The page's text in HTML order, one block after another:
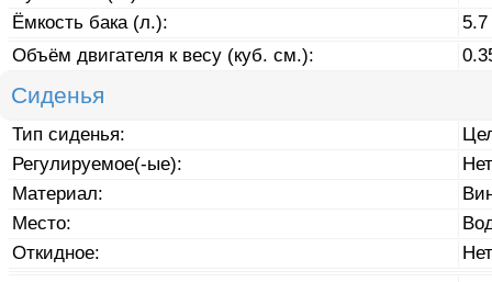
Ёмкость бака (л.):
5.7
Объём двигателя к весу (куб. см.):
Сиденья
Тип сиденья:
Регулируемое(-ые):
Нет
Материал:
Место:
Откидное:
Нет